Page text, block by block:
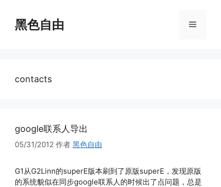
黑色自由 菜
contacts
google联系人导出
05/31/2012 作者 黑色自由
G1从G2Linn的superE版本刷到了原版superE，发现原版
的系统貌似在同步google联系人的时候出了点问题，总是